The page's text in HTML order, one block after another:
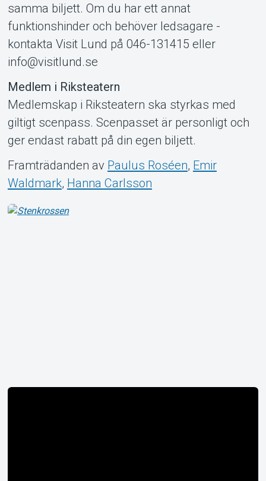
samma biljett. Om du har ett annat
funktionshinder och behöver ledsagare -
kontakta Visit Lund på 046-131415 eller
info@visitlund.se
Medlem i Riksteatern
Medlemskap i Riksteatern ska styrkas med
giltigt scenpass. Scenpasset är personligt och
ger endast rabatt på din egen biljett.
Framträdanden av Paulus Roséen, Emir
Waldmark, Hanna Carlsson